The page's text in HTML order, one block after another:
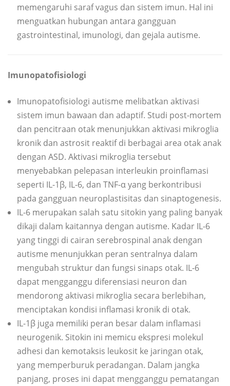
memengaruhi saraf vagus dan sistem imun. Hal ini
menguatkan hubungan antara gangguan
gastrointestinal, imunologi, dan gejala autisme.
Imunopatofisiologi
Imunopatofisiologi autisme melibatkan aktivasi
sistem imun bawaan dan adaptif. Studi post-mortem
dan pencitraan otak menunjukkan aktivasi mikroglia
kronik dan astrosit reaktif di berbagai area otak anak
dengan ASD. Aktivasi mikroglia tersebut
menyebabkan pelepasan interleukin proinflamasi
seperti IL-1β, IL-6, dan TNF-α yang berkontribusi
pada gangguan neuroplastisitas dan sinaptogenesis.
IL-6 merupakan salah satu sitokin yang paling banyak
dikaji dalam kaitannya dengan autisme. Kadar IL-6
yang tinggi di cairan serebrospinal anak dengan
autisme menunjukkan peran sentralnya dalam
mengubah struktur dan fungsi sinaps otak. IL-6
dapat mengganggu diferensiasi neuron dan
mendorong aktivasi mikroglia secara berlebihan,
menciptakan kondisi inflamasi kronik di otak.
IL-1β juga memiliki peran besar dalam inflamasi
neurogenik. Sitokin ini memicu ekspresi molekul
adhesi dan kemotaksis leukosit ke jaringan otak,
yang memperburuk peradangan. Dalam jangka
panjang, proses ini dapat mengganggu pematangan